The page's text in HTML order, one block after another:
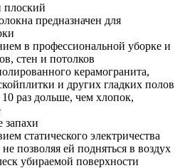
предназначен для
в профессиональной уборке и
стен и потолков
керамогранита,
и других гладких полов
раз дольше, чем хлопок,
запахи
статического электричества
позволяя ей подняться в воздух
убираемой поверхности